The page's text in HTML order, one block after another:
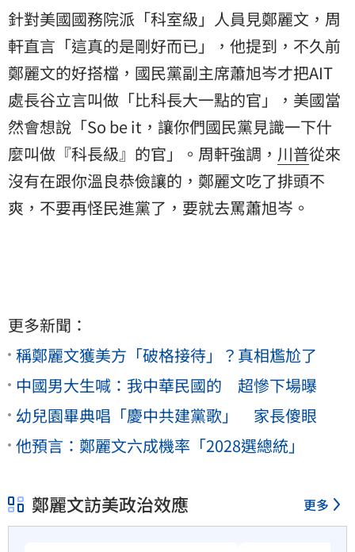
針對美國國務院派「科室級」人員見鄭麗文，周
軒直言「這真的是剛好而已」，他提到，不久前
鄭麗文的好搭檔，國民黨副主席蕭旭岑才把AIT
處長谷立言叫做「比科長大一點的官」，美國當
然會想說「So be it，讓你們國民黨見識一下什
麼叫做『科長級』的官」。周軒強調， 川普從來
沒有在跟你溫良恭儉讓的，鄭麗文吃了排頭不
爽，不要再怪民進黨了，要就去罵蕭旭岑。
更多新聞：
稱鄭麗文獲美方「破格接待」？真相尷尬了
中國男大生喊：我中華民國的 超慘下場曝
幼兒園畢典唱「慶中共建黨歌」 家長傻眼
他預言：鄭麗文六成機率「2028選總統」
鄭麗文訪美政治效應 更多